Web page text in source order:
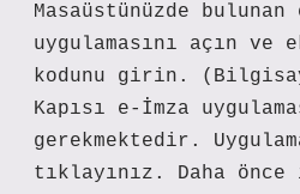
Masaüstünüzde bulunan
uygulamasını açın ve
kodunu girin.
Kapısı e-İmza
gerekmektedir.
tıklayınız. Daha